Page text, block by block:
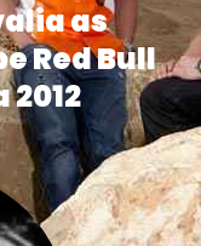
as
Red Bull
2012